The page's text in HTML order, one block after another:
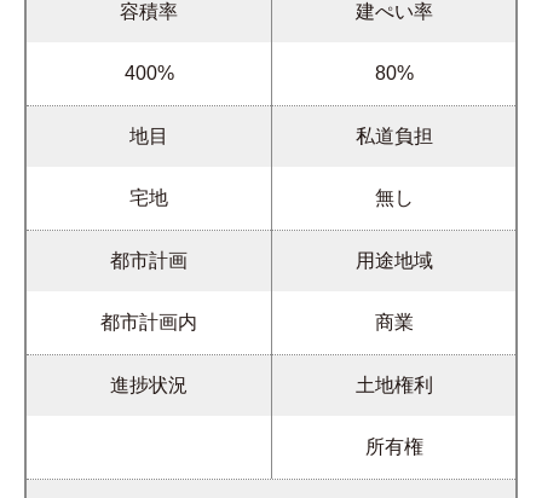
容積率
400%
建ぺい率
80%
地目
宅地
私道負担
無し
都市計画
都市計画内
用途地域
商業
進捗状況 土地権利
所有権